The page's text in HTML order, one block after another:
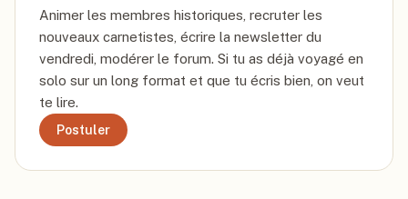
Animer les membres historiques, recruter les
nouveaux carnetistes, écrire la newsletter du
vendredi, modérer le forum. Si tu as déjà voyagé en
solo sur un long format et que tu écris bien, on veut
te lire.
Postuler